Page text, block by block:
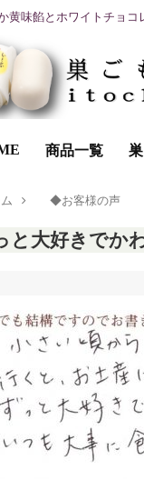
黄味餡とホワイトチョ
商品一覧
◆お客様の声
と大好きでか